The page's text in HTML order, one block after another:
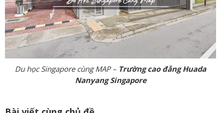
Du học Singapore cùng MAP – Trường cao đẳng Huada
Nanyang Singapore